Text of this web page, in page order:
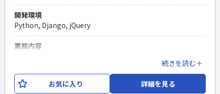
開発環境
Python, Django, jQuery
業務内容
サーバーサイドエンジニアとして参画していただきます。 よ
りユーザーに喜ばれるような新機能開発や既存機能改修開発
となります。 Python、Perlなどのフレームワーク・ライブラ
続きを読む＋
お気に入り 詳細を見る